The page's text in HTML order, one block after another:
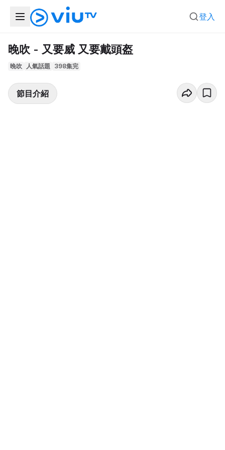
登入
晚吹 - 又要威 又要戴頭盔
晚吹 人氣話題 398集完
節目介紹